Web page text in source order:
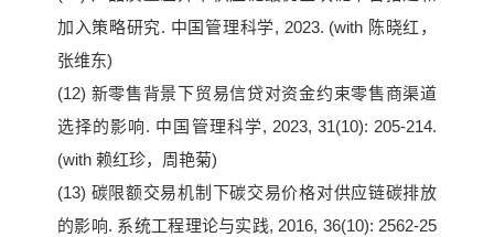
加入策略研究. 中国管理科学, 2023. (with 陈晓红，
张维东)
(12) 新零售背景下贸易信贷对资金约束零售商渠道
选择的影响. 中国管理科学, 2023, 31(10): 205-214.
(with 赖红珍，周艳菊)
(13) 碳限额交易机制下碳交易价格对供应链碳排放
的影响. 系统工程理论与实践, 2016, 36(10): 2562-25